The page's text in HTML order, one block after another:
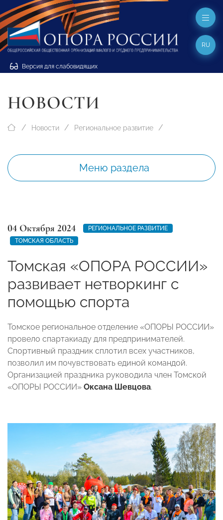
Версия для слабовидящих
RU
НОВОСТИ
Новости Региональное развитие
Меню раздела
04 Октября 2024
РЕГИОНАЛЬНОЕ РАЗВИТИЕ
ТОМСКАЯ ОБЛАСТЬ
Томская «ОПОРА РОССИИ»
развивает нетворкинг с
помощью спорта
Томское региональное отделение «ОПОРЫ РОССИИ»
провело спартакиаду для предпринимателей.
Спортивный праздник сплотил всех участников,
позволил им почувствовать единой командой.
Организацией праздника руководила член Томской
«ОПОРЫ РОССИИ» Оксана Шевцова.